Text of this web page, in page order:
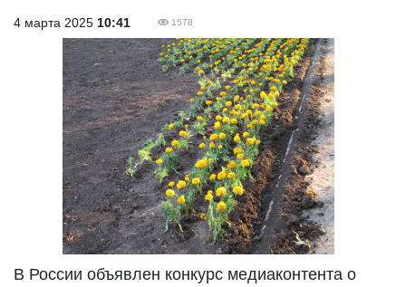
4 марта 2025 10:41 1578
В России объявлен конкурс медиаконтента о